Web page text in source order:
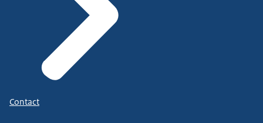
Contact